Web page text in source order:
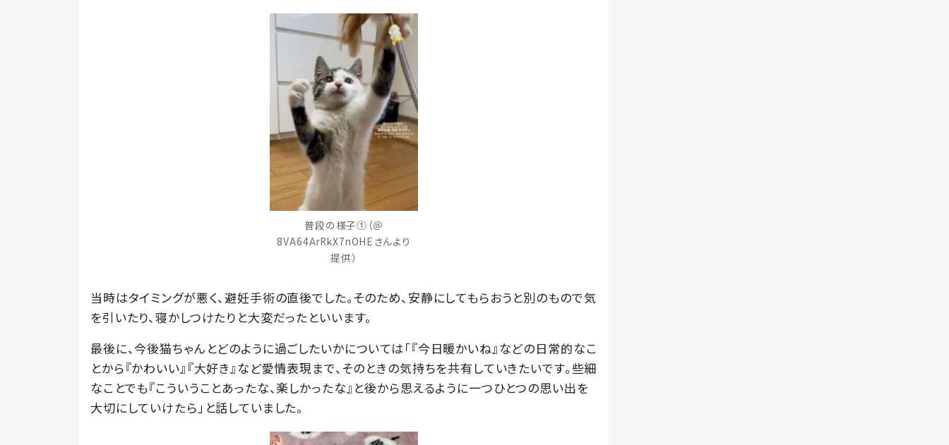
普段の様子①（＠
8VA64ArRkX7nOHEさんより
提供）
当時はタイミングが悪く、避妊手術の直後でした。そのため、安静にしてもらおうと別のもので気
を引いたり、寝かしつけたりと大変だったといいます。
最後に、今後猫ちゃんとどのように過ごしたいかについては「『今日暖かいね』などの日常的なこ
とから『かわいい』『大好き』など愛情表現まで、そのときの気持ちを共有していきたいです。些細
なことでも『こういうことあったな、楽しかったな』と後から思えるように一つひとつの思い出を
大切にしていけたら」と話していました。